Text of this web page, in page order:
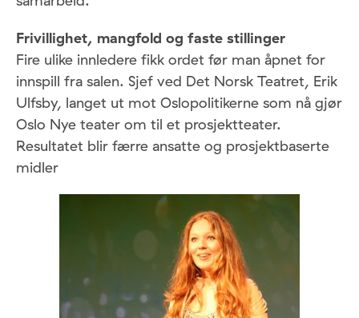
Frivillighet, mangfold og faste stillinger
Fire ulike innledere fikk ordet før man åpnet for
innspill fra salen. Sjef ved Det Norsk Teatret, Erik
Ulfsby, langet ut mot Oslopolitikerne som nå gjør
Oslo Nye teater om til et prosjektteater.
Resultatet blir færre ansatte og prosjektbaserte
midler